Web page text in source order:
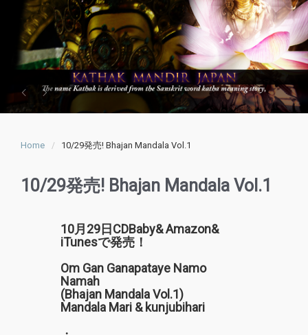
Home 10/29発売! Bhajan Mandala Vol.1
10/29発売! Bhajan Mandala Vol.1
10月29日CDBaby& Amazon&
iTunesで発売！
Om Gan Ganapataye Namo
Namah
(Bhajan Mandala Vol.1)
Mandala Mari & kunjubihari